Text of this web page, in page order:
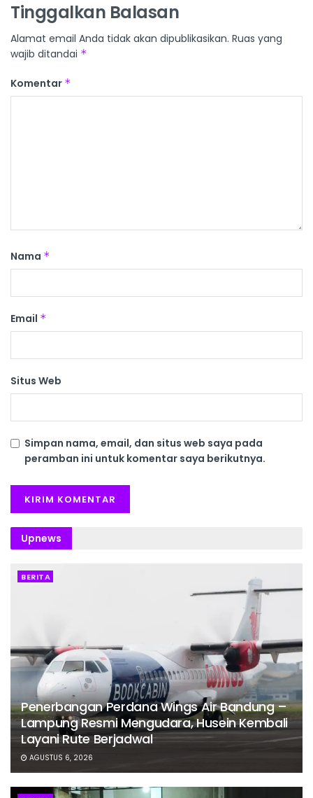
Tinggalkan Balasan
Alamat email Anda tidak akan dipublikasikan. Ruas yang
wajib ditandai *
Komentar *
Nama *
Email *
Situs Web
Simpan nama, email, dan situs web saya pada
peramban ini untuk komentar saya berikutnya.
Upnews
BERITA
Penerbangan Perdana Wings Air Bandung –
Lampung Resmi Mengudara, Husein Kembali
Layani Rute Berjadwal
AGUSTUS 6, 2026